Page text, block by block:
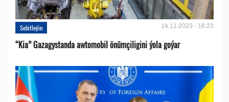
Sebitleýin 14.11.2023 - 16:23
“Kia” Gazagystanda awtomobil önümçiligini ýola goýar